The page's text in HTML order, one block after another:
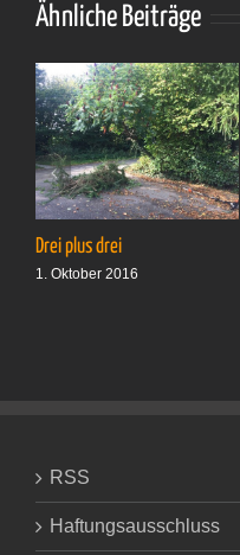
Ähnliche Beiträge
Drei plus drei
1. Oktober 2016
RSS
Haftungsausschluss